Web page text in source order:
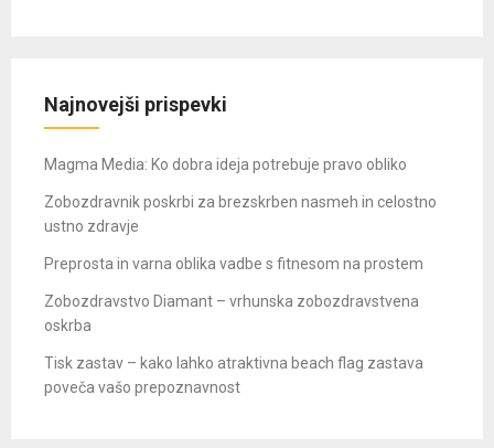
Najnovejši prispevki
Magma Media: Ko dobra ideja potrebuje pravo obliko
Zobozdravnik poskrbi za brezskrben nasmeh in celostno
ustno zdravje
Preprosta in varna oblika vadbe s fitnesom na prostem
Zobozdravstvo Diamant – vrhunska zobozdravstvena
oskrba
Tisk zastav – kako lahko atraktivna beach flag zastava
poveča vašo prepoznavnost